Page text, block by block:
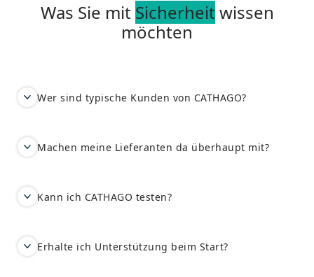
Was Sie mit Sicherheit wissen
möchten
Wer sind typische Kunden von CATHAGO?
Machen meine Lieferanten da überhaupt mit?
Kann ich CATHAGO testen?
Erhalte ich Unterstützung beim Start?